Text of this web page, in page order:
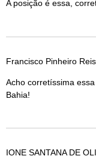
A posição é essa,
Francisco Pinheiro Reis
Acho corretíssima
Bahia!
IONE SANTANA DE